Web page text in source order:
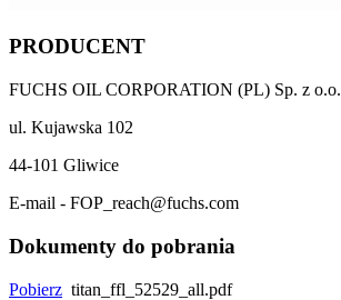
PRODUCENT
FUCHS OIL CORPORATION (PL) Sp. z o.o.
ul. Kujawska 102
44-101 Gliwice
E-mail - FOP_reach@fuchs.com
Dokumenty do pobrania
Pobierz titan_ffl_52529_all.pdf